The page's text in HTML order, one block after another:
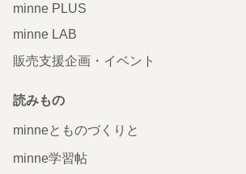
minne PLUS
minne LAB
販売支援企画・イベント
読みもの
minneとものづくりと
minne学習帖